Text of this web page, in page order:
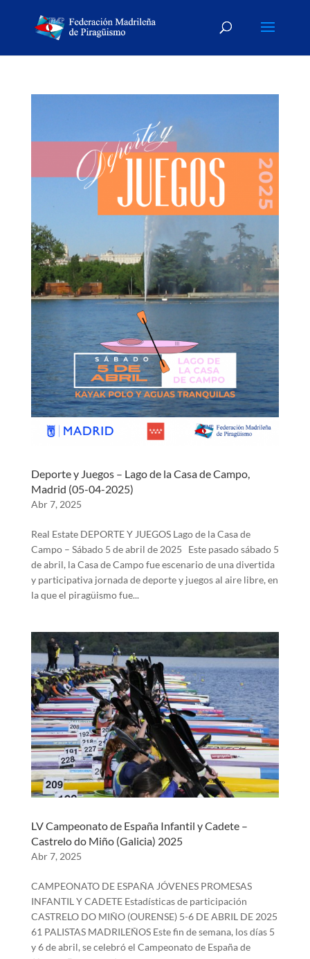
Deporte y Juegos – Lago de la Casa de Campo,
Madrid (05-04-2025)
Abr 7, 2025
Real Estate DEPORTE Y JUEGOS Lago de la Casa de
Campo – Sábado 5 de abril de 2025 Este pasado sábado 5
de abril, la Casa de Campo fue escenario de una divertida
y participativa jornada de deporte y juegos al aire libre, en
la que el piragüismo fue...
LV Campeonato de España Infantil y Cadete –
Castrelo do Miño (Galicia) 2025
Abr 7, 2025
CAMPEONATO DE ESPAÑA JÓVENES PROMESAS
INFANTIL Y CADETE Estadísticas de participación
CASTRELO DO MIÑO (OURENSE) 5-6 DE ABRIL DE 2025
61 PALISTAS MADRILEÑOS Este fin de semana, los días 5
y 6 de abril, se celebró el Campeonato de España de